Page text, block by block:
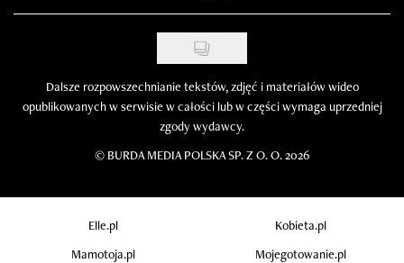
Dalsze rozpowszechnianie tekstów, zdjęć i materiałów wideo
opublikowanych w serwisie w całości lub w części wymaga uprzedniej
zgody wydawcy.
© BURDA MEDIA POLSKA SP. Z O. O. 2026
Elle.pl
Kobieta.pl
Mamotoja.pl
Mojegotowanie.pl